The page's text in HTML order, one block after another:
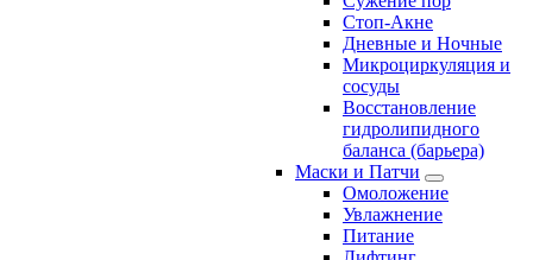
Стоп-Акне
Дневные и Ночные
Микроциркуляция и
сосуды
Восстановление
гидролипидного
баланса (барьера)
Маски и Патчи
Омоложение
Увлажнение
Питание